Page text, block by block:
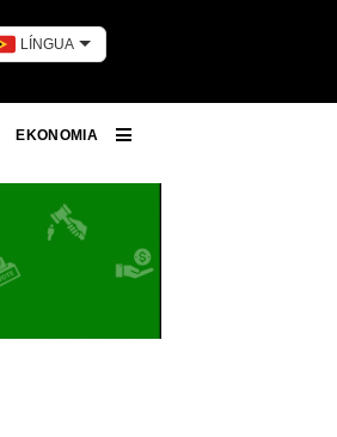
LÍNGUA
EKONOMIA